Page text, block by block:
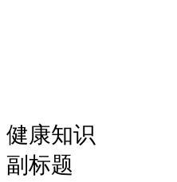
健康知识
副标题